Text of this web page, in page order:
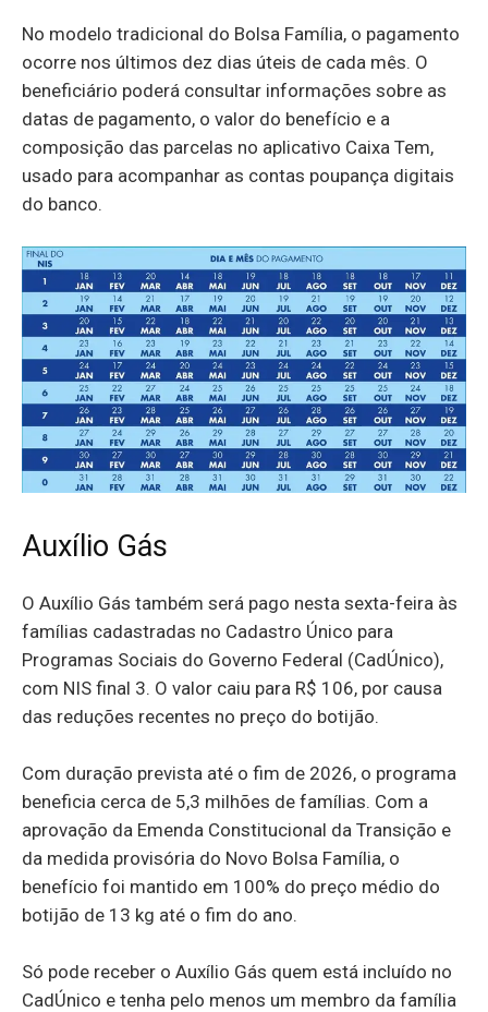
No modelo tradicional do Bolsa Família, o pagamento
ocorre nos últimos dez dias úteis de cada mês. O
beneficiário poderá consultar informações sobre as
datas de pagamento, o valor do benefício e a
composição das parcelas no aplicativo Caixa Tem,
usado para acompanhar as contas poupança digitais
do banco.
Auxílio Gás
O Auxílio Gás também será pago nesta sexta-feira às
famílias cadastradas no Cadastro Único para
Programas Sociais do Governo Federal (CadÚnico),
com NIS final 3. O valor caiu para R$ 106, por causa
das reduções recentes no preço do botijão.
Com duração prevista até o fim de 2026, o programa
beneficia cerca de 5,3 milhões de famílias. Com a
aprovação da Emenda Constitucional da Transição e
da medida provisória do Novo Bolsa Família, o
benefício foi mantido em 100% do preço médio do
botijão de 13 kg até o fim do ano.
Só pode receber o Auxílio Gás quem está incluído no
CadÚnico e tenha pelo menos um membro da família